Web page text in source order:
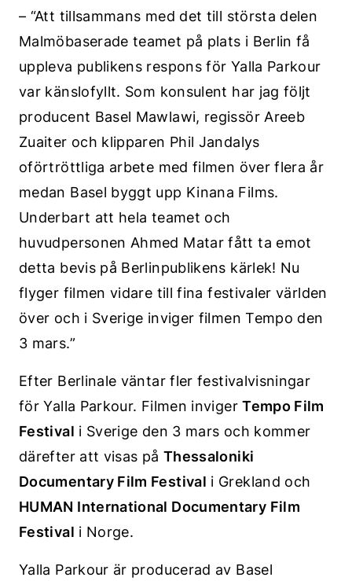
– “Att tillsammans med det till största delen
Malmöbaserade teamet på plats i Berlin få
uppleva publikens respons för Yalla Parkour
var känslofyllt. Som konsulent har jag följt
producent Basel Mawlawi, regissör Areeb
Zuaiter och klipparen Phil Jandalys
oförtröttliga arbete med filmen över flera år
medan Basel byggt upp Kinana Films.
Underbart att hela teamet och
huvudpersonen Ahmed Matar fått ta emot
detta bevis på Berlinpublikens kärlek! Nu
flyger filmen vidare till fina festivaler världen
över och i Sverige inviger filmen Tempo den
3 mars.”
Efter Berlinale väntar fler festivalvisningar
för Yalla Parkour. Filmen invigerTempo Film
Festival i Sverige den 3 mars och kommer
därefter att visas på Thessaloniki
Documentary Film Festival i Grekland och
HUMAN International Documentary Film
Festival i Norge.
Yalla Parkour är producerad av Basel